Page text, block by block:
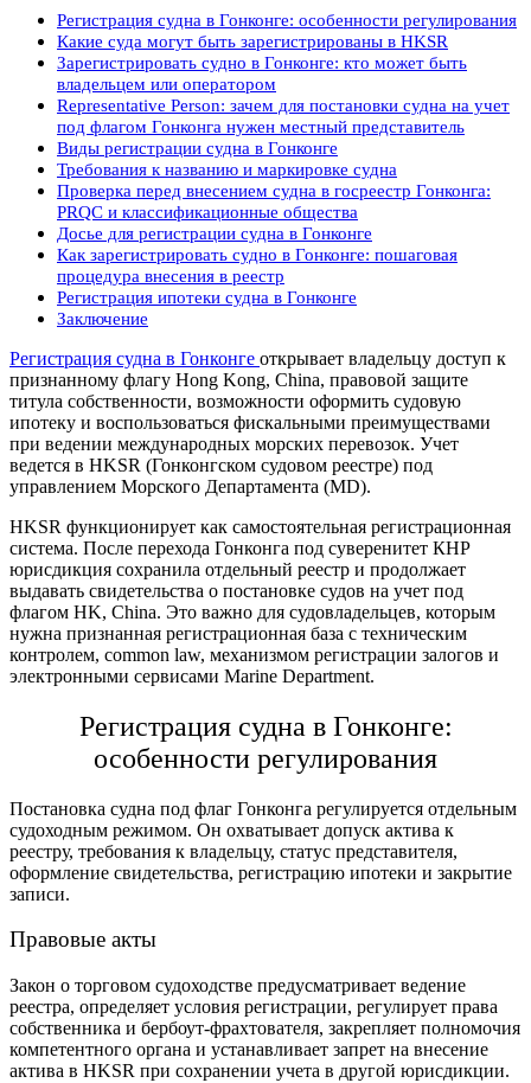
Регистрация судна в Гонконге: особенности регулирования
Какие суда могут быть зарегистрированы в HKSR
Зарегистрировать судно в Гонконге: кто может быть
владельцем или оператором
Representative Person: зачем для постановки судна на учет
под флагом Гонконга нужен местный представитель
Виды регистрации судна в Гонконге
Требования к названию и маркировке судна
Проверка перед внесением судна в госреестр Гонконга:
PRQC и классификационные общества
Досье для регистрации судна в Гонконге
Как зарегистрировать судно в Гонконге: пошаговая
процедура внесения в реестр
Регистрация ипотеки судна в Гонконге
Заключение
Регистрация судна в Гонконге открывает владельцу доступ к
признанному флагу Hong Kong, China, правовой защите
титула собственности, возможности оформить судовую
ипотеку и воспользоваться фискальными преимуществами
при ведении международных морских перевозок. Учет
ведется в HKSR (Гонконгском судовом реестре) под
управлением Морского Департамента (MD).
HKSR функционирует как самостоятельная регистрационная
система. После перехода Гонконга под суверенитет КНР
юрисдикция сохранила отдельный реестр и продолжает
выдавать свидетельства о постановке судов на учет под
флагом HK, China. Это важно для судовладельцев, которым
нужна признанная регистрационная база с техническим
контролем, common law, механизмом регистрации залогов и
электронными сервисами Marine Department.
Регистрация судна в Гонконге:
особенности регулирования
Постановка судна под флаг Гонконга регулируется отдельным
судоходным режимом. Он охватывает допуск актива к
реестру, требования к владельцу, статус представителя,
оформление свидетельства, регистрацию ипотеки и закрытие
записи.
Правовые акты
Закон о торговом судоходстве предусматривает ведение
реестра, определяет условия регистрации, регулирует права
собственника и бербоут-фрахтователя, закрепляет полномочия
компетентного органа и устанавливает запрет на внесение
актива в HKSR при сохранении учета в другой юрисдикции.